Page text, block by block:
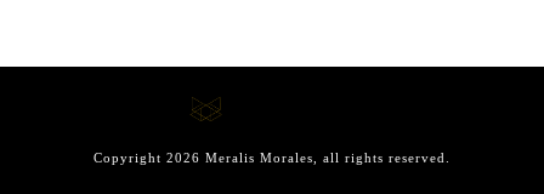
Copyright 2026 Meralis Morales , all rights reserved.